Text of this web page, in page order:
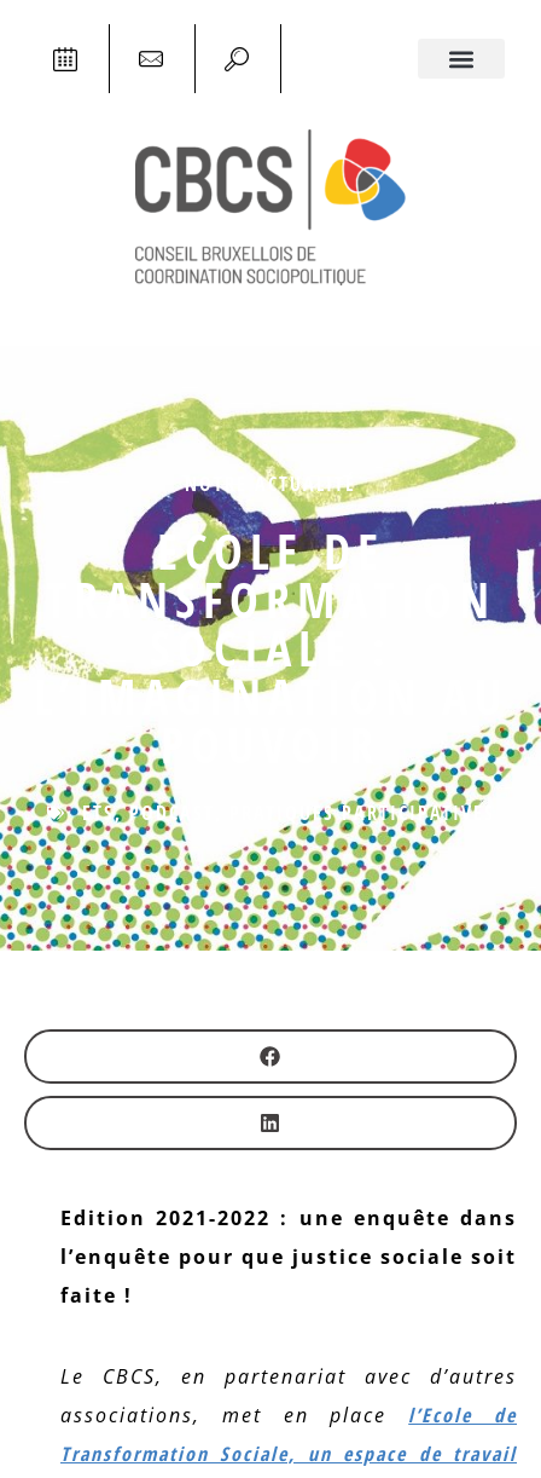
NOTRE ACTUALITÉ
ECOLE DE
TRANSFORMATION
SOCIALE :
L’IMAGINATION AU
POUVOIR
ETS,PODCAST PRATIQUES PARTICIPATIVES
Edition 2021-2022 : une enquête dans
l’enquête pour que justice sociale soit
faite !
Le CBCS, en partenariat avec d’autres
associations, met en place l’Ecole de
Transformation Sociale, un espace de travail